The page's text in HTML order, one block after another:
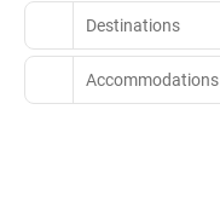
Destinations
Accommodations